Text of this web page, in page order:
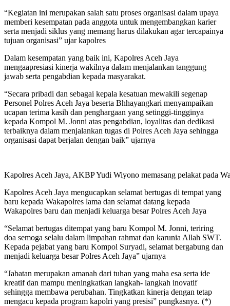
“Kegiatan ini merupakan salah satu proses organisasi dalam upaya
memberi kesempatan pada anggota untuk mengembangkan karier
serta menjadi siklus yang memang harus dilakukan agar tercapainya
tujuan organisasi” ujar kapolres
Dalam kesempatan yang baik ini, Kapolres Aceh Jaya
mengaapresiasi kinerja wakilnya dalam menjalankan tanggung
jawab serta pengabdian kepada masyarakat.
“Secara pribadi dan sebagai kepala kesatuan mewakili segenap
Personel Polres Aceh Jaya beserta Bhhayangkari menyampaikan
ucapan terima kasih dan penghargaan yang setinggi-tingginya
kepada Kompol M. Jonni atas pengabdian, loyalitas dan dedikasi
terbaiknya dalam menjalankan tugas di Polres Aceh Jaya sehingga
organisasi dapat berjalan dengan baik” ujarnya
Kapolres Aceh Jaya, AKBP Yudi Wiyono memasang pelakat pada
Kapolres Aceh Jaya mengucapkan selamat bertugas di tempat yang
baru kepada Wakapolres lama dan selamat datang kepada
Wakapolres baru dan menjadi keluarga besar Polres Aceh Jaya
“Selamat bertugas ditempat yang baru Kompol M. Jonni, teriring
doa semoga selalu dalam limpahan rahmat dan karunia Allah SWT.
Kepada pejabat yang baru Kompol Suryadi, selamat bergabung dan
menjadi keluarga besar Polres Aceh Jaya” ujarnya
“Jabatan merupakan amanah dari tuhan yang maha esa serta ide
kreatif dan mampu meningkatkan langkah- langkah inovatif
sehingga membawa perubahan. Tingkatkan kinerja dengan tetap
mengacu kepada program kapolri yang presisi” pungkasnya. (*)